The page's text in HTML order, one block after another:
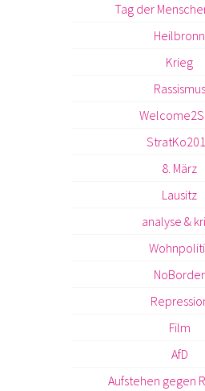
Tag der
Heilbronn
Krieg
Rassismus
8. März
Lausitz
analyse &
NoBorder
Film
AfD
Aufstehen gegen